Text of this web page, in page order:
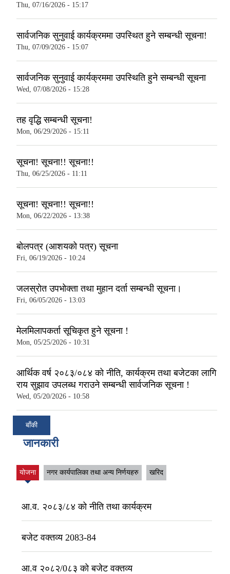
Thu, 07/16/2026 - 15:17
सार्वजनिक सुनुवाई कार्यक्रममा उपस्थित हुने सम्बन्धी सूचना!
Thu, 07/09/2026 - 15:07
सार्वजनिक सुनुवाई कार्यक्रममा उपस्थिति हुने सम्बन्धी सूचना
Wed, 07/08/2026 - 15:28
तह वृद्धि सम्बन्धी सूचना!
Mon, 06/29/2026 - 15:11
सूचना! सूचना!! सूचना!!
Thu, 06/25/2026 - 11:11
सूचना! सूचना!! सूचना!!
Mon, 06/22/2026 - 13:38
बोलपत्र (आशयको पत्र) सूचना
Fri, 06/19/2026 - 10:24
जलस्रोत उपभोक्ता तथा मुहान दर्ता सम्बन्धी सूचना।
Fri, 06/05/2026 - 13:03
मेलमिलापकर्ता सूचिकृत हुने सूचना !
Mon, 05/25/2026 - 10:31
आर्थिक वर्ष २०८३/०८४ को नीति, कार्यक्रम तथा बजेटका लागि
राय सुझाव उपलब्ध गराउने सम्बन्धी सार्वजनिक सूचना !
Wed, 05/20/2026 - 10:58
बाँकी
जानकारी
योजना
(active
नगर कार्यपालिका तथा अन्य निर्णयहरु खरिद
आ.व. २०८३/८४ को नीति तथा कार्यक्रम
बजेट वक्तव्य 2083-84
आ.व २०८२/0८३ को बजेट वक्तव्य